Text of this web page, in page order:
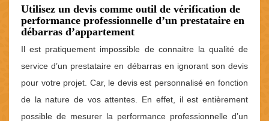
Utilisez un devis comme outil de vérification de
performance professionnelle d’un prestataire en
débarras d’appartement
Il est pratiquement impossible de connaitre la qualité de
service d’un prestataire en débarras en ignorant son devis
pour votre projet. Car, le devis est personnalisé en fonction
de la nature de vos attentes. En effet, il est entièrement
possible de mesurer la performance professionnelle d’un